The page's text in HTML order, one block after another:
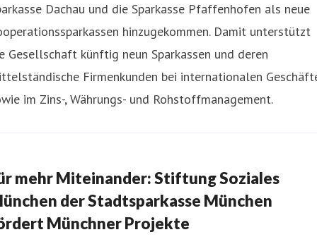
Dachau und die Sparkasse Pfaffenhofen als neue
hinzugekommen. Damit unterstützt
Gesellschaft künftig neun Sparkassen und deren
Firmenkunden bei internationalen
im Zins-, Währungs- und Rohstoffmanagement.
mehr Miteinander: Stiftung Soziales
der Stadtsparkasse München
Münchner Projekte